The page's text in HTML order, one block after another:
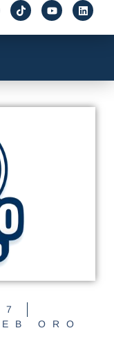
ORO